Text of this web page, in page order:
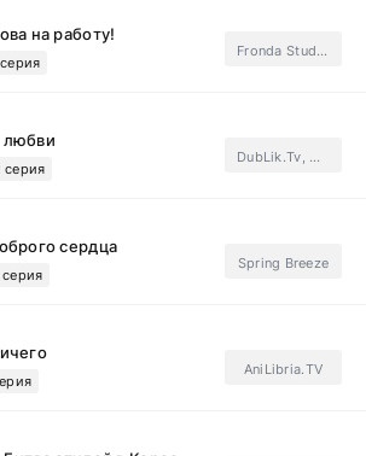
на работу!
Fronda Studio, SoftBox, ФСГ Мания.Subtitles
любви
серия
DubLik.Tv, ФСГ Дорамотерапия.Subtitles
сердца
Spring Breeze
AniLibria.TV